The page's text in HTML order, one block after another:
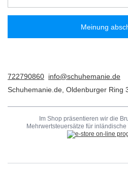
Meinung
722790860 info@schuhemanie.de
Schuhemanie.de Oldenburger Ring
Im Shop präsentieren wir die
Mehrwertsteuersätze für